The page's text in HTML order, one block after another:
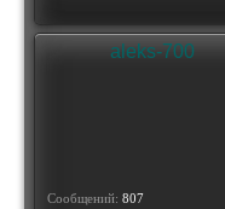
aleks-700
Сообщений: 807